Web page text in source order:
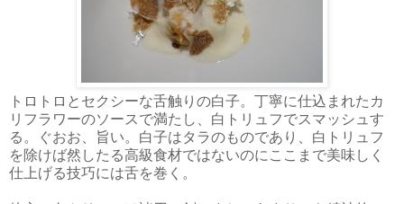
トロトロとセクシーな舌触りの白子。丁寧に仕込まれたカ
リフラワーのソースで満たし、白トリュフでスマッシュす
る。ぐおお、旨い。白子はタラのものであり、白トリュフ
を除けば然したる高級食材ではないのにここまで美味しく
仕上げる技巧には舌を巻く。